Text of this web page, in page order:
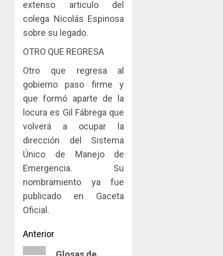
extenso articulo del
colega Nicolás Espinosa
sobre su legado.
OTRO QUE REGRESA
Otro que regresa al
gobierno paso firme y
que formó aparte de la
locura es Gil Fábrega que
volverá a ocupar la
dirección del Sistema
Único de Manejo de
Emergencia. Su
nombramiento ya fue
publicado en Gaceta
Oficial.
Navegación
Anterior